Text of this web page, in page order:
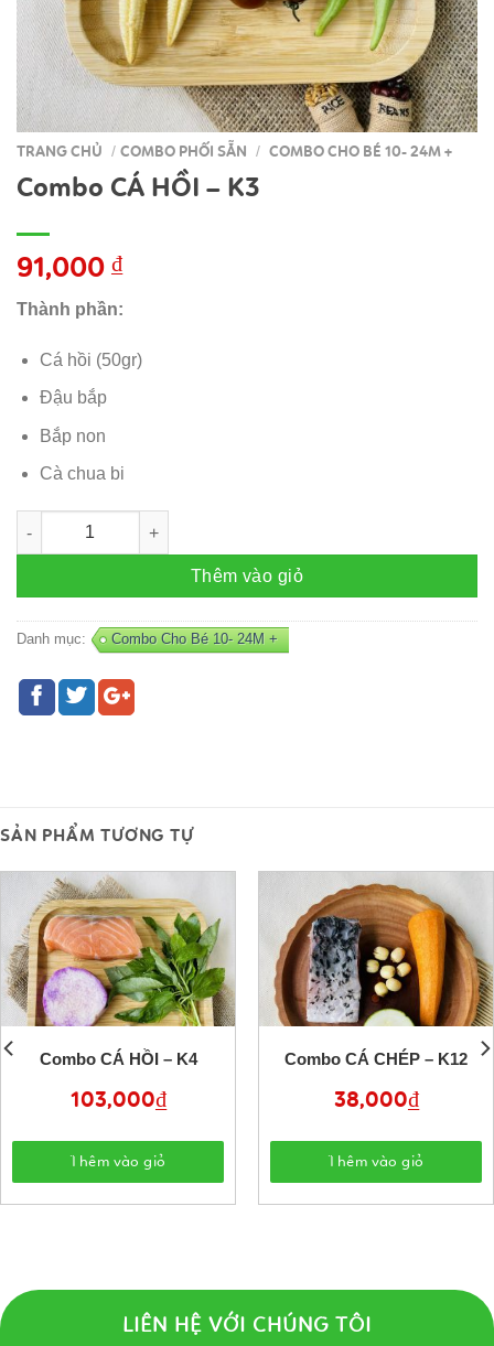
TRANG CHỦ / COMBO PHỐI SẴN / COMBO CHO BÉ 10- 24M +
Combo CÁ HỒI – K3
91,000 ₫
Thành phần:
Cá hồi (50gr)
Đậu bắp
Bắp non
Cà chua bi
Combo CÁ HỒI - K3 số lượng
Thêm vào giỏ
Danh mục: Combo Cho Bé 10- 24M +
SẢN PHẨM TƯƠNG TỰ
Combo CÁ HỒI – K4
103,000₫
Thêm vào giỏ
Combo CÁ CHÉP – K12
38,000₫
Thêm vào giỏ
LIÊN HỆ VỚI CHÚNG TÔI